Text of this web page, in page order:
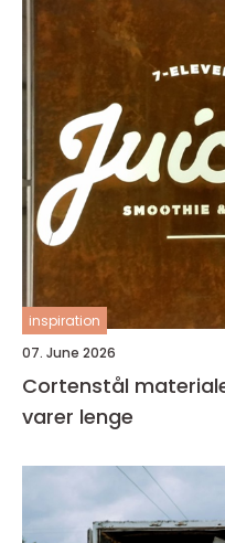
inspiration
07. June 2026
Cortenstål materialet som ruster vakkert og
varer lenge